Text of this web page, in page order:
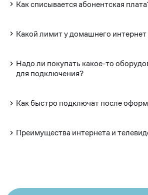
Как списывается абонентская
Какой лимит у домашнего
Надо ли покупать какое-то
для подключения?
Как быстро подключат после
Преимущества интернета и